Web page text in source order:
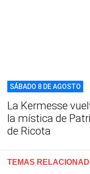
SÁBADO 8 DE AGOSTO
La Kermesse
la mística de
de Ricota
TEMAS